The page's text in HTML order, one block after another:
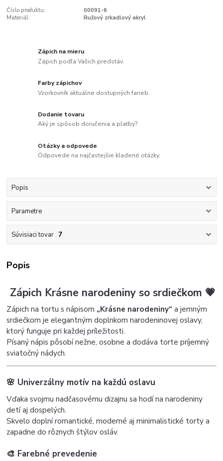
Číslo produktu:
00091-6
Materiál:
Ružový zrkadlový akryl
Zápich na mieru
Zápich podľa Vašich predstáv.
Farby zápichov
Vzorkovník aktuálne dostupných farieb.
Dodanie tovaru
Aký je spôsob doručenia a platby?
Otázky a odpovede
Odpovede na najčastejšie kladené otázky.
Popis
Parametre
Súvisiaci tovar 7
Popis
Zápich Krásne narodeniny so srdiečkom 💗
Zápich na tortu s nápisom „Krásne narodeniny“ a jemným
srdiečkom je elegantným doplnkom narodeninovej oslavy,
ktorý funguje pri každej príležitosti.
Písaný nápis pôsobí nežne, osobne a dodáva torte príjemný
sviatočný nádych.
🌸 Univerzálny motív na každú oslavu
Vďaka svojmu nadčasovému dizajnu sa hodí na narodeniny
detí aj dospelých.
Skvelo doplní romantické, moderné aj minimalistické torty a
zapadne do rôznych štýlov osláv.
🎨 Farebné prevedenie